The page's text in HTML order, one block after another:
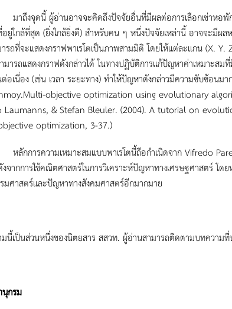
จุดนี้ ผู้อ่านอาจจะคิดถึงปัจจัยอื่นที่มีผลต่อการเลือกเข่าหอพัก เ
ยู่ใกล้ที่สุด (ยิ่งใกล้ยิ่งดี) สำหรับคน ๆ หนึ่งปัจจัยเหล่านี้ อาจจะมีผ
ารถที่จะแสดงกราฟพาเรโตเป็นภาพสามมิติ โดยให้แต่ละแกน (X.
มารถแสดงกราฟดังกล่าวได้ ในทางปฏิบัติการแก้ปัญหาค่าเหมาะ
อเนื่อง (เช่น เวลา ระยะทาง) ทำให้ปัญหาดังกล่าวมีความซับซ้อนม
objective optimization using evolutionary
Laumanns, & Stefan Bleuler. (2004). A tutorial on
optimization, 3-37.)
ารความเหมาะสมแบบพาเรโตนี้ถือกำเนิดจาก Vifredo
งจากการใช้คณิตศาสตร์ในการวิเคราะห์ปัญหาทางเศรษฐศาสตร์ โ
มศาสตร์และปัญหาทางสังคมศาสตร์อีกมากมาย
นี้เป็นส่วนหนึ่งของนิตยสาร สสวท. ผู้อ่านสามารถติดตามบทความที่
กรม